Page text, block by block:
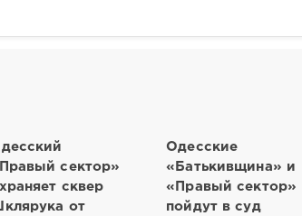
сектор»
сквер
от
Одесские
«Батькивщина» и
«Правый сектор»
пойдут в суд